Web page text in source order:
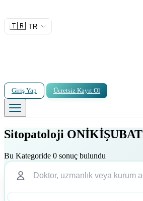
🇹🇷 TR
Giriş Yap Ücretsiz Kayıt Ol
Sitopatoloji ONİKİŞUBAT
Bu Kategoride 0 sonuç bulundu